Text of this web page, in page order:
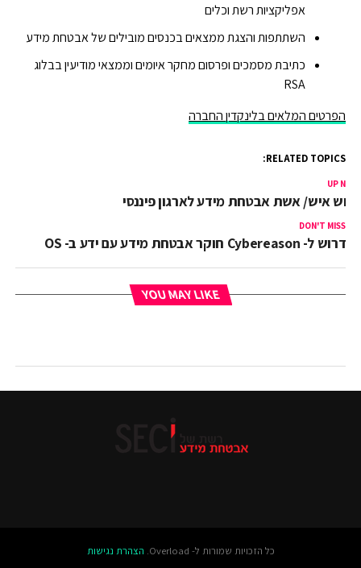
אפליקציות רשת וכלים
השתתפות והצגת ממצאים בכנסים מובילים של אבטחת מידע
כתיבת מסמכים ופרסום מחקר איומים וממצאי מודיעין בבלוג
RSA
הפרטים המלאים בלינקדין החברה
RELATED TOPICS:
UP
איש/ אשת אבטחת מידע לארגון פיננסי
DON'T MISS
דרוש ל- Cybereason חוקר אבטחת מידע עם ידע ב- OS
YOU MAY LIKE
כל הזכויות שמורות ל- Overload. הצהרת נגישות